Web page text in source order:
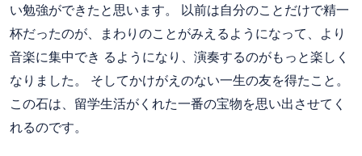
い勉強ができたと思います。 以前は自分のことだけで精一
杯だったのが、まわりのことがみえるようになって、より
音楽に集中でき るようになり、演奏するのがもっと楽しく
なりました。 そしてかけがえのない一生の友を得たこと。
この石は、留学生活がくれた一番の宝物を思い出させてく
れるのです。